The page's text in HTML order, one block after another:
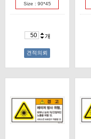
Size : 90*45
개
견적의뢰